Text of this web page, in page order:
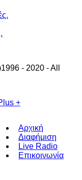
- 2020 - All
+
Αρχική
Διαφήμιση
Live Radio
Επικοινωνία